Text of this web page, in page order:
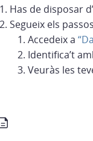
Has de disposar
Segueix els
Accedeix a
Identifica’t
Veuràs les